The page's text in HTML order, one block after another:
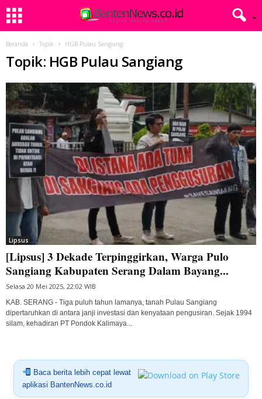
Beranda Topik HGB Pulau Sangiang
Topik: HGB Pulau Sangiang
Lipsus
[Lipsus] 3 Dekade Terpinggirkan, Warga Pulo
Sangiang Kabupaten Serang Dalam Bayang...
Selasa 20 Mei 2025, 22:02 WIB
KAB. SERANG - Tiga puluh tahun lamanya, tanah Pulau Sangiang
dipertaruhkan di antara janji investasi dan kenyataan pengusiran. Sejak 1994
silam, kehadiran PT Pondok Kalimaya...
Baca berita lebih cepat lewat
aplikasi BantenNews.co.id